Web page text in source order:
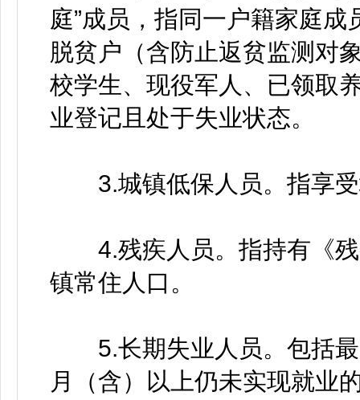
庭”成员，指同一户籍家庭
脱贫户（含防止返贫监测对
校学生、现役军人、已领取
业登记且处于失业状态。
3.城镇低保人员。指享受
4.残疾人员。指持有《残
镇常住人口。
5.长期失业人员。包括最
月（含）以上仍未实现就业